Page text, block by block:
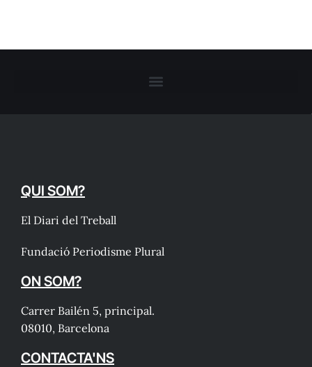
QUI SOM?
El Diari del Treball
Fundació Periodisme Plural
ON SOM?
Carrer Bailén 5, principal.
08010, Barcelona
CONTACTA'NS